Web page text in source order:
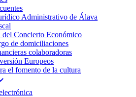
Administrativo de Álava
del Concierto Económico
de domiciliaciones
colaboradoras
Europeos
el fomento de la cultura